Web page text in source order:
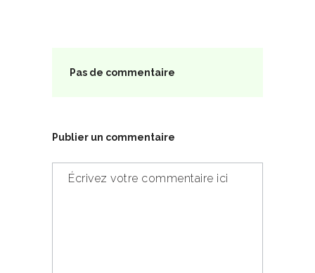
Pas de commentaire
Publier un commentaire